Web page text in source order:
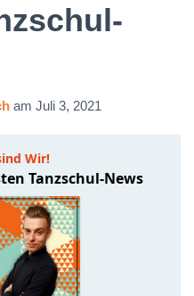
am Juli 3, 2021